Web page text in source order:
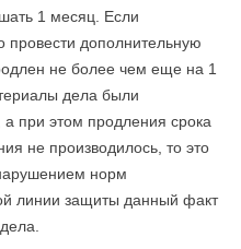
1 месяц. Если
дополнительную
не более чем еще на 1
дела были
при этом продления срока
не производилось, то это
норм
линии защиты данный факт